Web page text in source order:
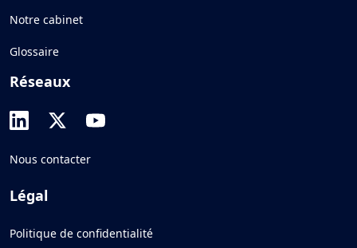
Notre cabinet
Glossaire
Réseaux
Nous contacter
Légal
Politique de confidentialité